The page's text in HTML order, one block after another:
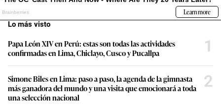
Lo más visto
Papa León XIV en Perú: estas son todas las actividades
confirmadas en Lima, Chiclayo, Cusco y Pucallpa
1
Simone Biles en Lima: paso a paso, la agenda de la gimnasta
más ganadora del mundo y una visita que emocionará a toda
una selección nacional
2